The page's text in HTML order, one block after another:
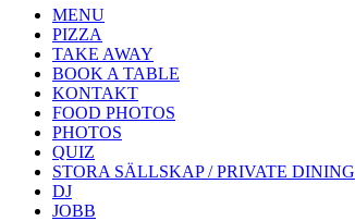
MENU
PIZZA
TAKE AWAY
BOOK A TABLE
KONTAKT
FOOD PHOTOS
PHOTOS
QUIZ
STORA SÄLLSKAP / PRIVATE DINING
DJ
JOBB